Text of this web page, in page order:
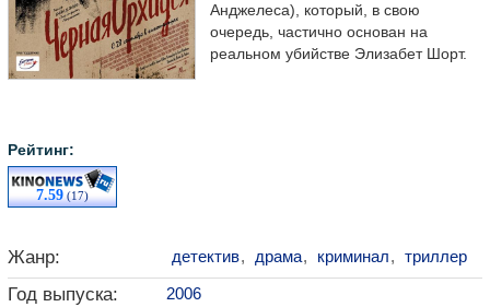
Рейтинг:
7.59 (17)
Анджелеса), который, в свою
очередь, частично основан на
реальном убийстве Элизабет Шорт.
Жанр: детектив, драма, криминал, триллер
Год выпуска: 2006